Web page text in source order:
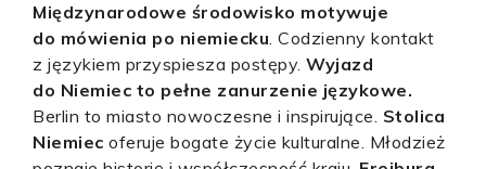
Międzynarodowe środowisko motywuje
do mówienia po niemiecku. Codzienny kontakt
z językiem przyspiesza postępy. Wyjazd
do Niemiec to pełne zanurzenie językowe.
Berlin to miasto nowoczesne i inspirujące. Stolica
Niemiec oferuje bogate życie kulturalne. Młodzież